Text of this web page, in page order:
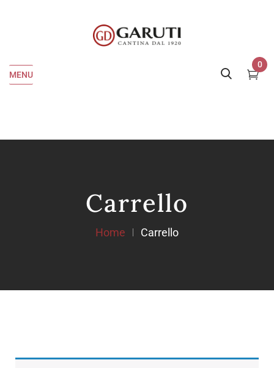
MENU
0
Carrello
Home Carrello